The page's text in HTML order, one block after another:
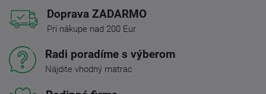
Doprava ZADARMO
Pri nákupe nad 200 Eur
Radi poradíme s výberom
Nájdite vhodný matrac